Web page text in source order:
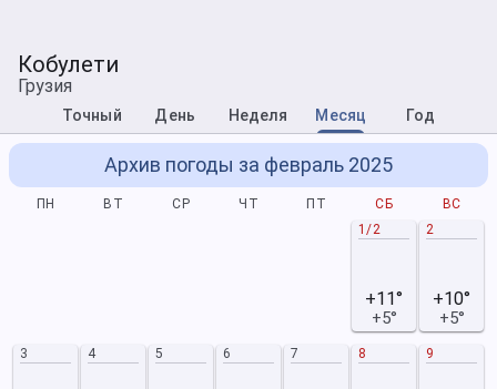
Кобулети
Грузия
Точный День Неделя Месяц Год
Архив погоды за февраль 2025
ПН ВТ СР ЧТ ПТ СБ
ВС
1/2
+11°
+5°
2
+10°
+5°
3 4 5 6 7 8 9